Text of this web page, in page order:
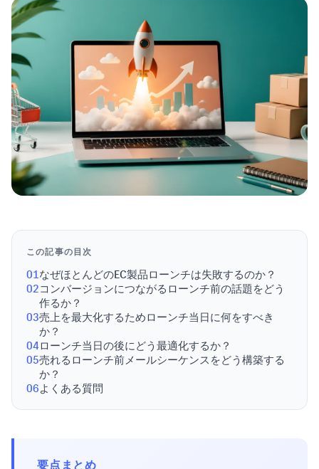
この記事の目次
01なぜほとんどのEC製品ローンチは失敗するのか？
02コンバージョンにつながるローンチ前の話題をどう
作るか？
03売上を最大化するためローンチ当日に何をすべき
か？
04ローンチ当日の後にどう最適化するか？
05売れるローンチ前メールシーケンスをどう構築する
か？
06よくある質問
要点まとめ